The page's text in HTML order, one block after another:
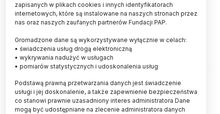
zapisanych w plikach cookies i innych identyfikatorach
internetowych, które są instalowane na naszych stronach przez
nas oraz naszych zaufanych partnerów Fundacji PAP.
Gromadzone dane są wykorzystywane wyłącznie w celach:
• świadczenia usług drogą elektroniczną
• wykrywania nadużyć w usługach
• pomiarów statystycznych i udoskonalenia usług
Podstawą prawną przetwarzania danych jest świadczenie
usługi i jej doskonalenie, a także zapewnienie bezpieczeństwa
co stanowi prawnie uzasadniony interes administratora Dane
mogą być udostępniane na zlecenie administratora danych